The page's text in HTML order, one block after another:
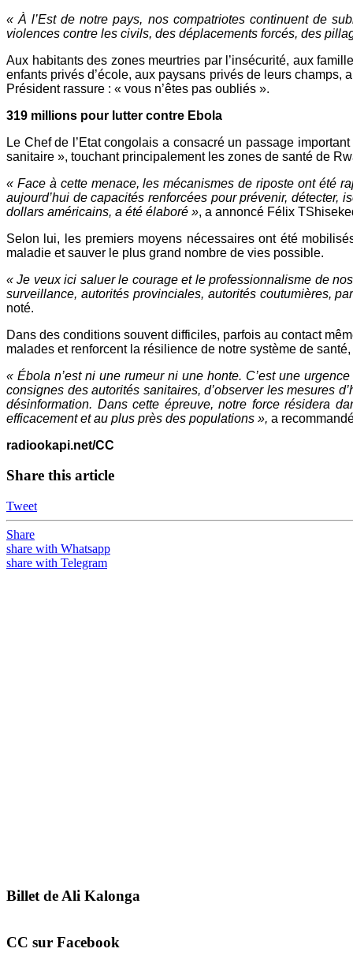
« À l’Est de notre pays, nos compatriotes continuent de
violences contre les civils, des déplacements forcés, des
Aux habitants des zones meurtries par l’insécurité, aux
enfants privés d’école, aux paysans privés de leurs
Président rassure : « vous n’êtes pas oubliés ».
319 millions pour lutter contre Ebola
Le Chef de l’Etat congolais a consacré un passage
sanitaire », touchant principalement les zones de santé de
« Face à cette menace, les mécanismes de riposte ont été
aujourd’hui de capacités renforcées pour prévenir,
dollars américains, a été élaboré », a annoncé Félix
Selon lui, les premiers moyens nécessaires ont été
maladie et sauver le plus grand nombre de vies possible.
« Je veux ici saluer le courage et le professionnalisme de
surveillance, autorités provinciales, autorités coutumières,
noté.
Dans des conditions souvent difficiles, parfois au contact
malades et renforcent la résilience de notre système de
« Ébola n’est ni une rumeur ni une honte. C’est une
consignes des autorités sanitaires, d’observer les mesures
désinformation. Dans cette épreuve, notre force résidera
efficacement et au plus près des populations », a
radiookapi.net/CC
Share this article
Tweet
Share
share with Whatsapp
share with Telegram
Billet de Ali Kalonga
CC sur Facebook